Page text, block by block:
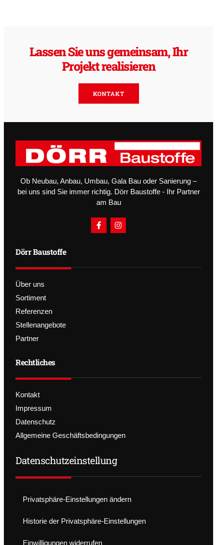
Lassen Sie uns gemeinsam, Ihr
Projekt realisieren
KONTAKT
Ob Neubau, Anbau, Umbau, Gala Bau oder Sanierung –
bei uns sind Sie immer richtig. Dörr Baustoffe - Ihr Partner
am Bau
Dörr Baustoffe
Über uns
Sortiment
Referenzen
Stellenangebote
Partner
Rechtliches
Kontakt
Impressum
Datenschutz
Allgemeine Geschäftsbedingungen
Datenschutzeinstellung
Privatsphäre-Einstellungen ändern
Historie der Privatsphäre-Einstellungen
Einwilligungen widerrufen